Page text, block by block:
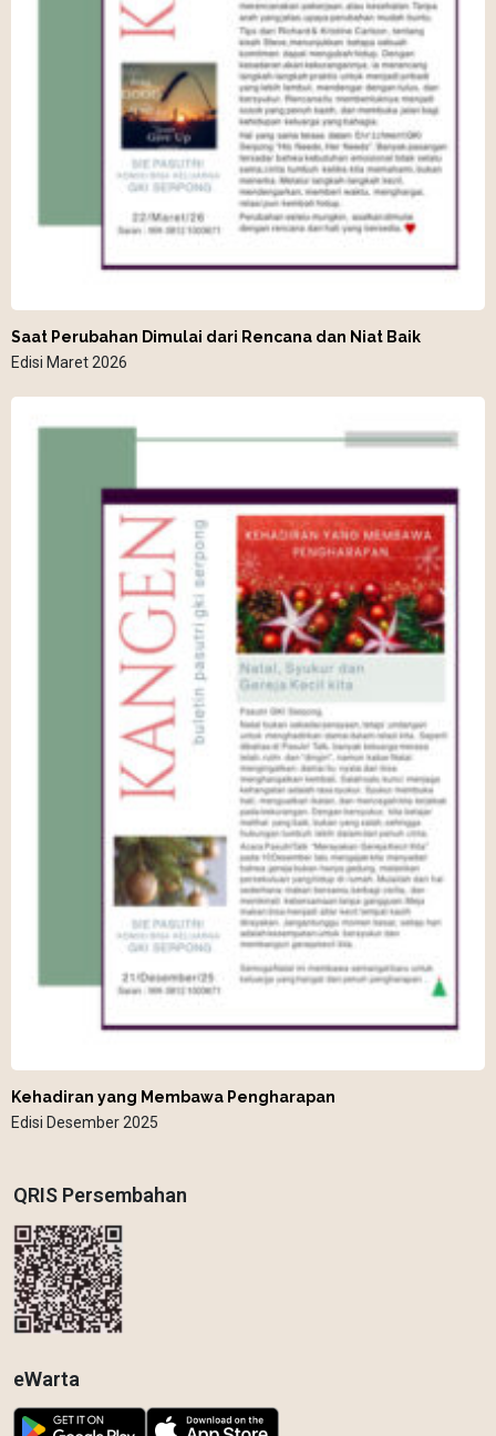
Saat Perubahan Dimulai dari Rencana dan Niat Baik
Edisi Maret 2026
Kehadiran yang Membawa Pengharapan
Edisi Desember 2025
QRIS Persembahan
eWarta